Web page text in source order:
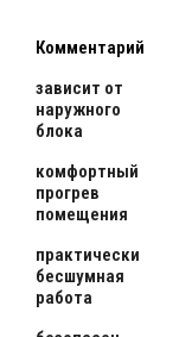
Комментарий
зависит от
наружного
блока
комфортный
прогрев
помещения
практически
бесшумная
работа